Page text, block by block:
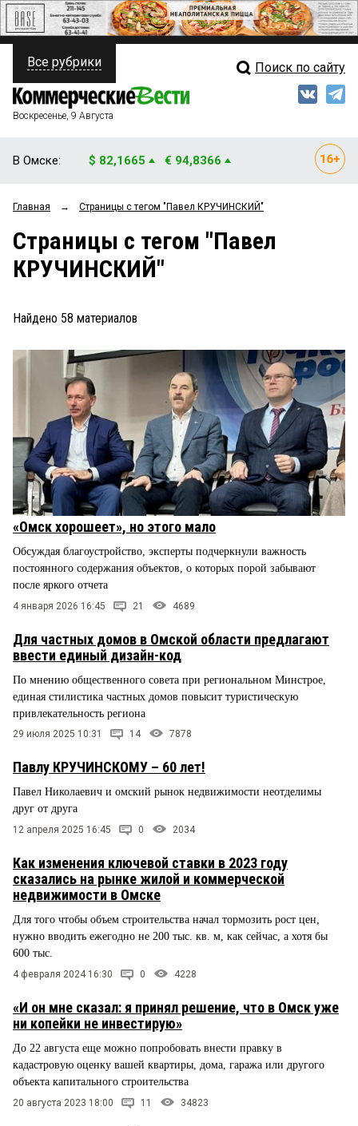
ПОЛИТИКА
ФИНАНСЫ
ОБЩЕСТВО
ЗАКОН
ПРОИСШЕСТВИЯ
СТИЛЬ ЖИЗНИ
Свежий выпуск
Мнения
Рейтинги
Все рубрики Поиск по сайту
Воскресенье, 9 Августа
В Омске: $ 82,1665 € 94,8366
Главная → Страницы c тегом "Павел КРУЧИНСКИЙ"
Страницы c тегом "Павел
КРУЧИНСКИЙ"
Найдено 58 материалов
«Омск хорошеет», но этого мало
Обсуждая благоустройство, эксперты подчеркнули важность
постоянного содержания объектов, о которых порой забывают
после яркого отчета
4 января 2026 16:45 21 4689
Для частных домов в Омской области предлагают
ввести единый дизайн-код
По мнению общественного совета при региональном Минстрое,
единая стилистика частных домов повысит туристическую
привлекательность региона
29 июля 2025 10:31 14 7878
Павлу КРУЧИНСКОМУ – 60 лет!
Павел Николаевич и омский рынок недвижимости неотделимы
друг от друга
12 апреля 2025 16:45 0 2034
Как изменения ключевой ставки в 2023 году
сказались на рынке жилой и коммерческой
недвижимости в Омске
Для того чтобы объем строительства начал тормозить рост цен,
нужно вводить ежегодно не 200 тыс. кв. м, как сейчас, а хотя бы
600 тыс.
4 февраля 2024 16:30 0 4228
«И он мне сказал: я принял решение, что в Омск уже
ни копейки не инвестирую»
До 22 августа еще можно попробовать внести правку в
кадастровую оценку вашей квартиры, дома, гаража или другого
объекта капитального строительства
20 августа 2023 18:00 11 34823